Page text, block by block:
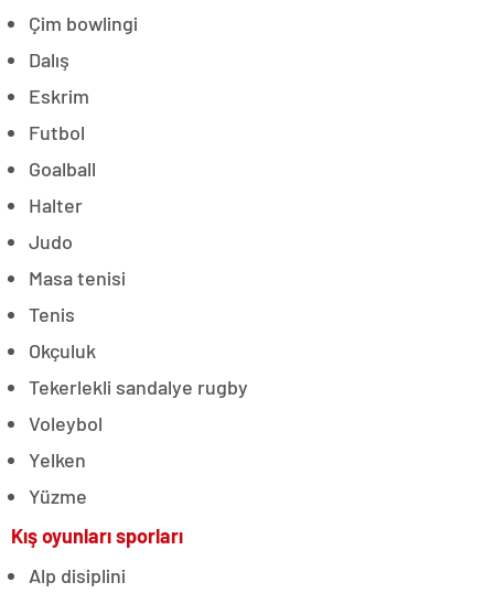
Çim bowlingi
Dalış
Eskrim
Futbol
Goalball
Halter
Judo
Masa tenisi
Tenis
Okçuluk
Tekerlekli sandalye rugby
Voleybol
Yelken
Yüzme
Kış oyunları sporları
Alp disiplini